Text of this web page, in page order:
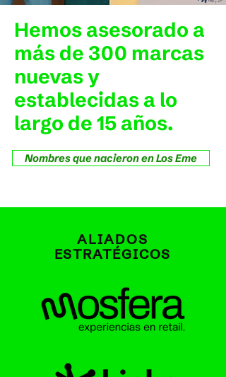
Hemos asesorado a
más de 300 marcas
nuevas y
establecidas a lo
largo de 15 años.
Nombres que nacieron en Los Eme
ALIADOS
ESTRATÉGICOS